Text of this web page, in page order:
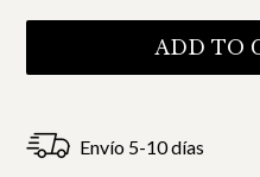
ADD TO
Envío 5-10 días